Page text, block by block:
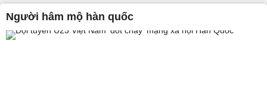
người hâm mộ hàn quốc